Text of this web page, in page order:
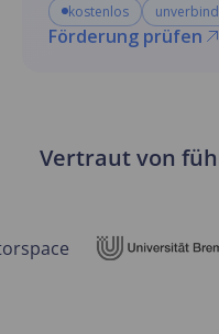
kostenlos
Förderung prüfen
Vertraut von